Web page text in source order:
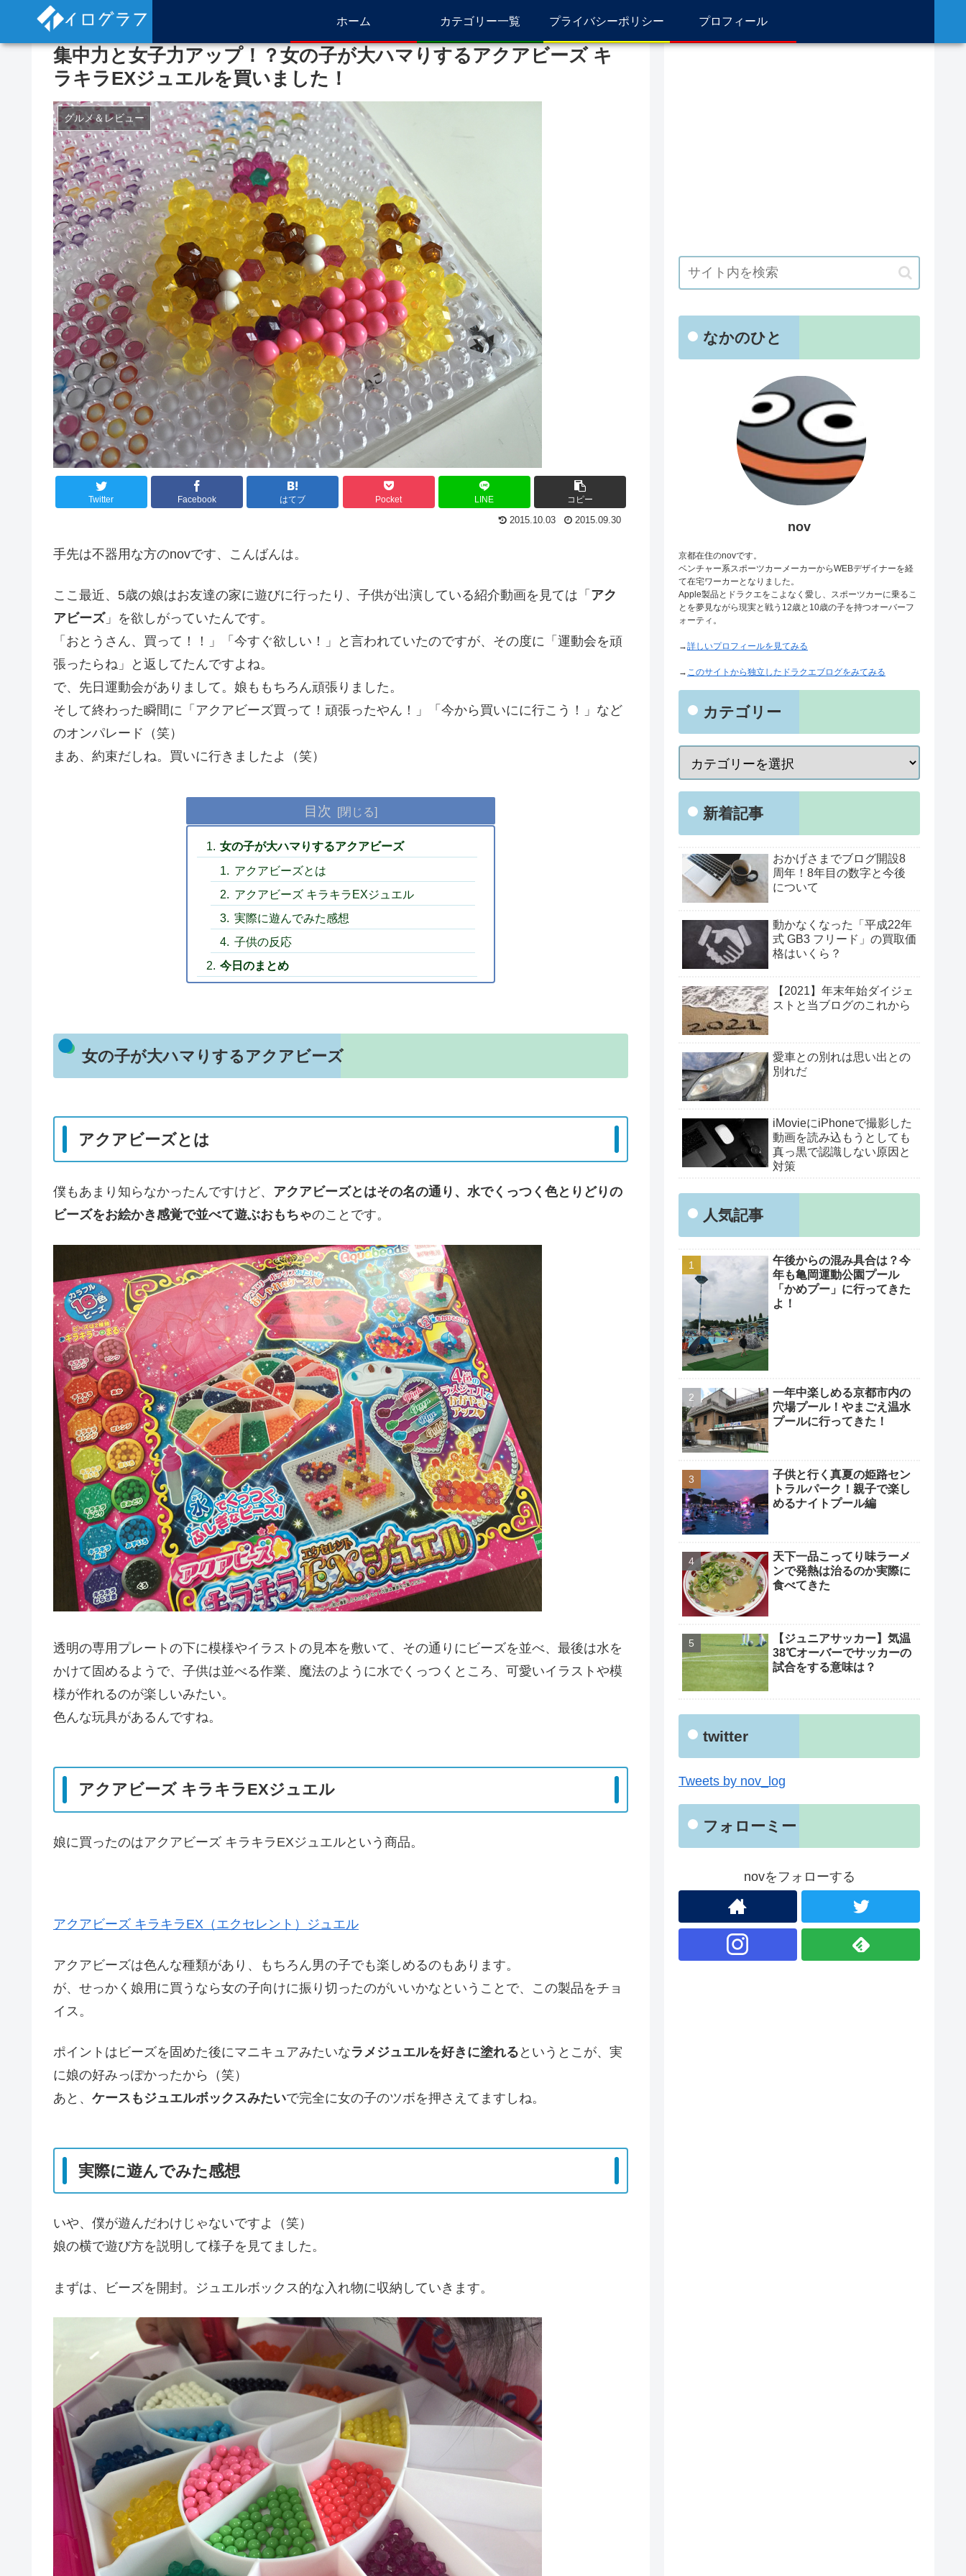
ホーム カテゴリー一覧 プライバシーポリシー プロフィール
集中力と女子力アップ！？女の子が大ハマりするアクアビーズ キ
ラキラEXジュエルを買いました！
グルメ＆レビュー
Twitter Facebook はてブ Pocket LINE コピー
2015.10.03 2015.09.30
手先は不器用な方のnovです、こんばんは。
ここ最近、5歳の娘はお友達の家に遊びに行ったり、子供が出演している紹介動画を見ては「 アク
アビーズ」を欲しがっていたんです。
「おとうさん、買って！！」「今すぐ欲しい！」と言われていたのですが、その度に「運動会を頑
張ったらね」と返してたんですよね。
で、先日運動会がありまして。娘ももちろん頑張りました。
そして終わった瞬間に「アクアビーズ買って！頑張ったやん！」「今から買いにに行こう！」など
のオンパレード（笑）
まあ、約束だしね。買いに行きましたよ（笑）
目次
女の子が大ハマりするアクアビーズ
アクアビーズとは
アクアビーズ キラキラEXジュエル
実際に遊んでみた感想
子供の反応
今日のまとめ
女の子が大ハマりするアクアビーズ
アクアビーズとは
僕もあまり知らなかったんですけど、 アクアビーズとはその名の通り、水でくっつく色とりどりの
ビーズをお絵かき感覚で並べて遊ぶおもちゃのことです。
透明の専用プレートの下に模様やイラストの見本を敷いて、その通りにビーズを並べ、最後は水を
かけて固めるようで、子供は並べる作業、魔法のように水でくっつくところ、可愛いイラストや模
様が作れるのが楽しいみたい。
色んな玩具があるんですね。
アクアビーズ キラキラEXジュエル
娘に買ったのはアクアビーズ キラキラEXジュエルという商品。
アクアビーズ キラキラEX（エクセレント）ジュエル
アクアビーズは色んな種類があり、もちろん男の子でも楽しめるのもあります。
が、せっかく娘用に買うなら女の子向けに振り切ったのがいいかなということで、この製品をチョ
イス。
ポイントはビーズを固めた後にマニキュアみたいなラメジュエルを好きに塗れる というとこが、実
に娘の好みっぽかったから（笑）
あと、 ケースもジュエルボックスみたいで完全に女の子のツボを押さえてますしね。
実際に遊んでみた感想
いや、僕が遊んだわけじゃないですよ（笑）
娘の横で遊び方を説明して様子を見てました。
まずは、ビーズを開封。ジュエルボックス的な入れ物に収納していきます。
なかのひと
nov
京都在住のnovです。
ベンチャー系スポーツカーメーカーからWEBデザイナーを経
て在宅ワーカーとなりました。
Apple製品とドラクエをこよなく愛し、スポーツカーに乗るこ
とを夢見ながら現実と戦う12歳と10歳の子を持つオーバーフ
ォーティ。
→詳しいプロフィールを見てみる
→ このサイトから独立したドラクエブログをみてみる
カテゴリー
新着記事
おかげさまでブログ開設8
周年！8年目の数字と今後
について
動かなくなった「平成22年
式 GB3 フリード」の買取価
格はいくら？
【2021】年末年始ダイジェ
ストと当ブログのこれから
愛車との別れは思い出との
別れだ
iMovieにiPhoneで撮影した
動画を読み込もうとしても
真っ黒で認識しない原因と
対策
人気記事
午後からの混み具合は？今
年も亀岡運動公園プール
「かめプー」に行ってきた
よ！
一年中楽しめる京都市内の
穴場プール！やまごえ温水
プールに行ってきた！
子供と行く真夏の姫路セン
トラルパーク！親子で楽し
めるナイトプール編
天下一品こってり味ラーメ
ンで発熱は治るのか実際に
食べてきた
【ジュニアサッカー】気温
38℃オーバーでサッカーの
試合をする意味は？
twitter
Tweets by nov_log
フォローミー
novをフォローする